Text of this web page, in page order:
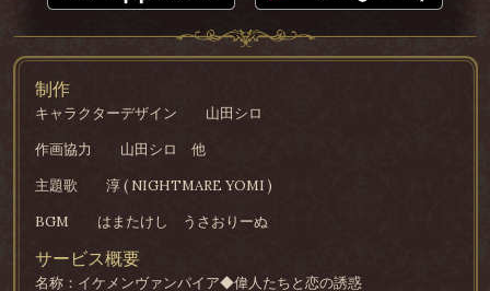
制作
キャラクターデザイン
山田シロ
作画協力
山田シロ 他
主題歌
淳 ( NIGHTMARE YOMI )
BGM
はまたけし うさおりーぬ
サービス概要
名称：イケメンヴァンパイア◆偉人たちと恋の誘惑